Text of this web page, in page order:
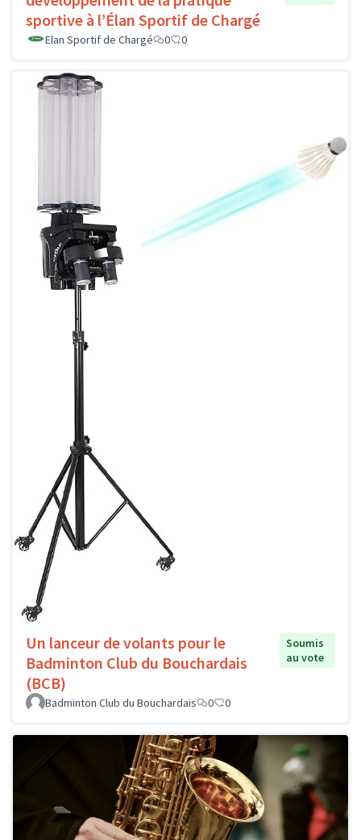
sportive à l’Élan Sportif de Chargé
Elan Sportif de Chargé 0 0
Un lanceur de volants pour le
Badminton Club du Bouchardais
(BCB)
Soumis
au vote
Badminton Club du Bouchardais 0 0